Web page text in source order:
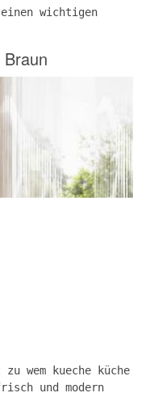
wichtigen
wem kueche küche
und modern